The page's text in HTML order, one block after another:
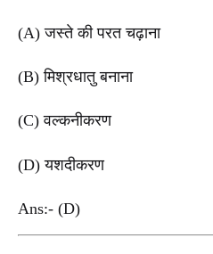
(A) जस्ते की परत चढ़ाना
(B) मिश्रधातु बनाना
(C) वल्कनीकरण
(D) यशदीकरण
Ans:- (D)